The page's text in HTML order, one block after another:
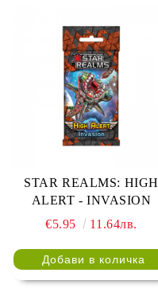
STAR REALMS: HIGH
ALERT - INVASION
€5.95
11.64лв.